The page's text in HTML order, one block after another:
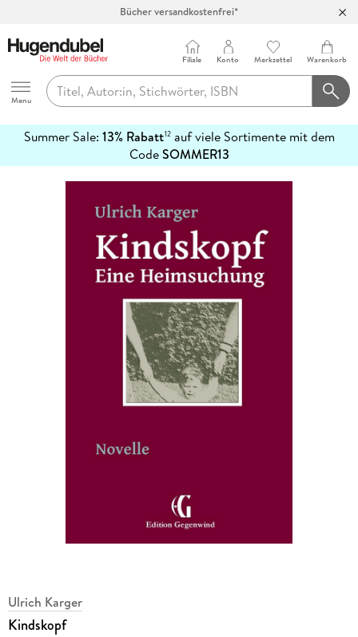
Bücher versandkostenfrei*
Abholung in über 100 Filialen
Hugendubel
Menu
Filiale Konto Merkzettel Warenkorb
Summer Sale: 13% Rabatt12auf viele Sortimente mit dem
CodeSOMMER13
erfahren
Ulrich Karger
Kindskopf